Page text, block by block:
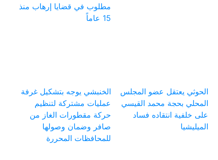
مطلوب في قضايا إرهاب منذ
15 عاماً
الحوثي يعتقل عضو المجلس
المحلي بحجة محمد القيسي
على خلفية انتقاده فساد
الميليشيا
الخنبشي يوجه بتشكيل غرفة
عمليات مشتركة لتنظيم
حركة مقطورات الغاز من
صافر وضمان وصولها
للمحافظات المحررة